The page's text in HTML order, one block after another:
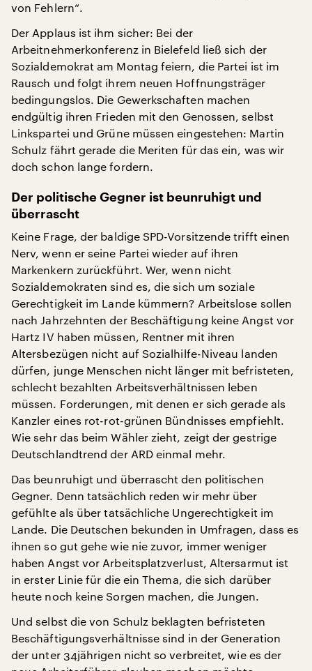
von Fehlern“.
Der Applaus ist ihm sicher: Bei der
Arbeitnehmerkonferenz in Bielefeld ließ sich der
Sozialdemokrat am Montag feiern, die Partei ist im
Rausch und folgt ihrem neuen Hoffnungsträger
bedingungslos. Die Gewerkschaften machen
endgültig ihren Frieden mit den Genossen, selbst
Linkspartei und Grüne müssen eingestehen: Martin
Schulz fährt gerade die Meriten für das ein, was wir
doch schon lange fordern.
Der politische Gegner ist beunruhigt und
überrascht
Keine Frage, der baldige SPD-Vorsitzende trifft einen
Nerv, wenn er seine Partei wieder auf ihren
Markenkern zurückführt. Wer, wenn nicht
Sozialdemokraten sind es, die sich um soziale
Gerechtigkeit im Lande kümmern? Arbeitslose sollen
nach Jahrzehnten der Beschäftigung keine Angst vor
Hartz IV haben müssen, Rentner mit ihren
Altersbezügen nicht auf Sozialhilfe-Niveau landen
dürfen, junge Menschen nicht länger mit befristeten,
schlecht bezahlten Arbeitsverhältnissen leben
müssen. Forderungen, mit denen er sich gerade als
Kanzler eines rot-rot-grünen Bündnisses empfiehlt.
Wie sehr das beim Wähler zieht, zeigt der gestrige
Deutschlandtrend der ARD einmal mehr.
Das beunruhigt und überrascht den politischen
Gegner. Denn tatsächlich reden wir mehr über
gefühlte als über tatsächliche Ungerechtigkeit im
Lande. Die Deutschen bekunden in Umfragen, dass es
ihnen so gut gehe wie nie zuvor, immer weniger
haben Angst vor Arbeitsplatzverlust, Altersarmut ist
in erster Linie für die ein Thema, die sich darüber
heute noch keine Sorgen machen, die Jungen.
Und selbst die von Schulz beklagten befristeten
Beschäftigungsverhältnisse sind in der Generation
der unter 34jährigen nicht so verbreitet, wie es der